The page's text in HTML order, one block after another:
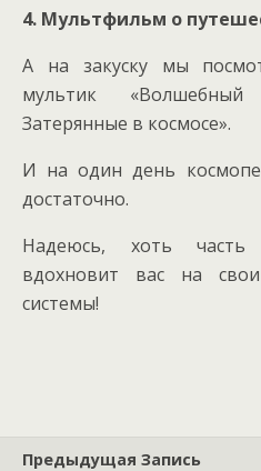
4. Мультфильм о
А на закуску мы
мультик
Затерянные в космосе».
И на один день
достаточно.
Надеюсь, хоть часть
вдохновит вас на
системы!
Предыдущая Запись